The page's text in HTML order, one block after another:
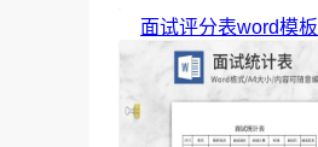
面试评分表word模板